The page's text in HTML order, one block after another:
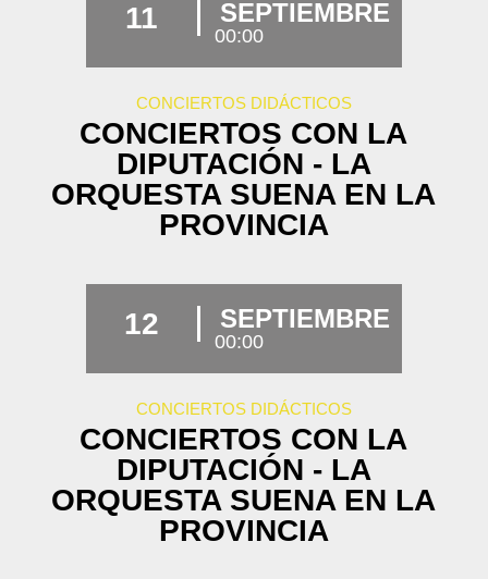
11 SEPTIEMBRE
00:00
CONCIERTOS DIDÁCTICOS
CONCIERTOS CON LA
DIPUTACIÓN - LA
ORQUESTA SUENA EN LA
PROVINCIA
12 SEPTIEMBRE
00:00
CONCIERTOS DIDÁCTICOS
CONCIERTOS CON LA
DIPUTACIÓN - LA
ORQUESTA SUENA EN LA
PROVINCIA